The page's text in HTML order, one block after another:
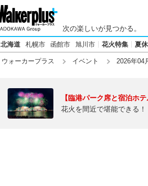
次の楽しいが見つかる。
北海道 札幌市 函館市 旭川市 花火特集 夏
ウォーカープラス イベント 2026年04
【臨港パーク席と宿泊ホ
花火を間近で堪能できる